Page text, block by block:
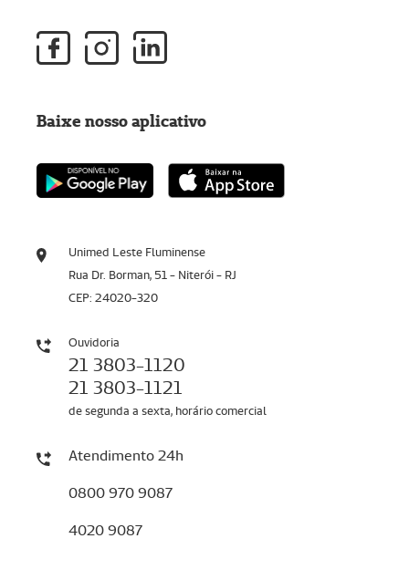
Unimed Leste Fluminense
Rua Dr. Borman, 51 - Niterói - RJ
CEP: 24020-320
Ouvidoria
21 3803-1120
21 3803-1121
de segunda a sexta, horário comercial
Atendimento 24h
0800 970 9087
4020 9087
Baixe nosso aplicativo